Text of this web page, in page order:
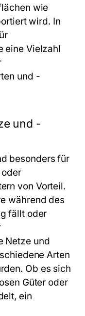
wie
wird. In
eine Vielzahl
und -
und -
besonders für
von Vorteil.
während des
fällt oder
Netze und
Arten
Ob es sich
Güter oder
ein